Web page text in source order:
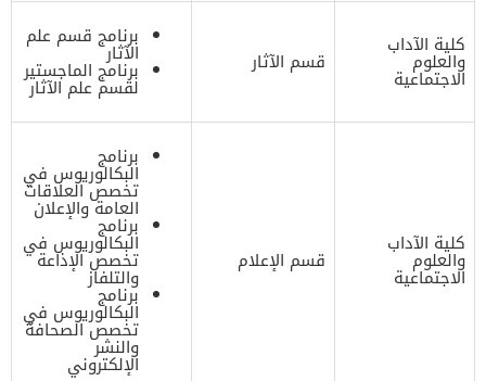
كلية الآداب
والعلوم
الاجتماعية
قسم الآثار
برنامج قسم علم
الآثار
برنامج الماجستير
لقسم علم الآثار
كلية الآداب
والعلوم
الاجتماعية
قسم الإعلام
برنامج
البكالوريوس في
تخصص العلاقات
العامة والإعلان
برنامج
البكالوريوس في
تخصص الإذاعة
والتلفاز
برنامج
البكالوريوس في
تخصص الصحافة
والنشر
الإلكتروني